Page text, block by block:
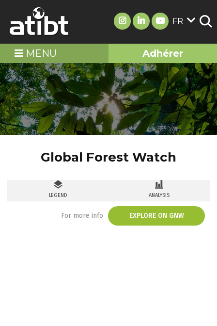
FR
MENU Adhérer
Global Forest Watch